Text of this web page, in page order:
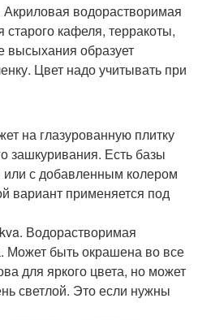
водорастворимая
кафеля, терракоты,
высыхания образует
Цвет надо учитывать при
на глазурованную плитку
зашкуривания. Есть базы
с добавленным колером
вариант применяется под
Водорастворимая
Может быть окрашена во все
для яркого цвета, но может
светлой. Это если нужны